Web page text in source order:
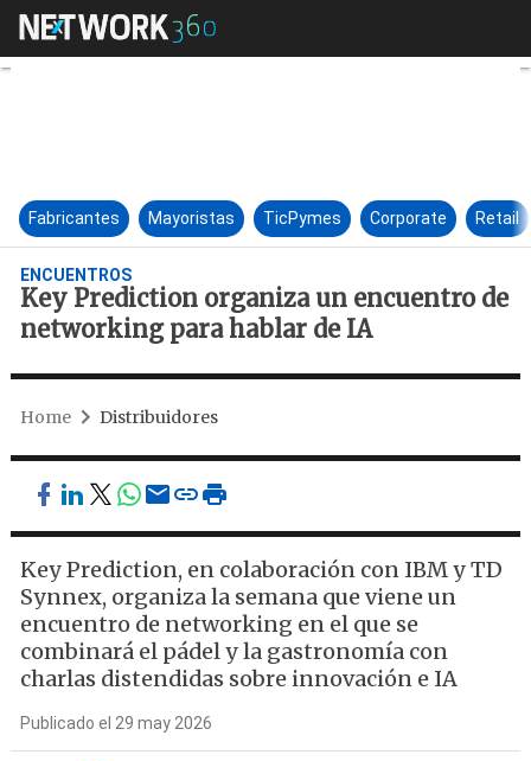
Key Prediction organiza un
Fabricantes Mayoristas TicPymes Corporate Retail
ENCUENTROS
Key Prediction organiza un encuentro de
networking para hablar de IA
Home Distribuidores
Key Prediction, en colaboración con IBM y TD
Synnex, organiza la semana que viene un
encuentro de networking en el que se
combinará el pádel y la gastronomía con
charlas distendidas sobre innovación e IA
Publicado el 29 may 2026